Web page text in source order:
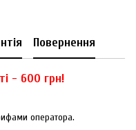
Повернення
- 600 грн!
оператора.